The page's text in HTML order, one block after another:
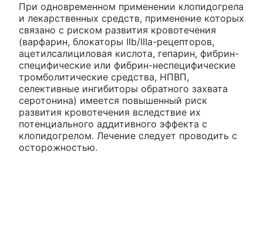
При одновременном применении клопидогрела
и лекарственных средств, применение которых
связано с риском развития кровотечения
(варфарин, блокаторы IIb/IIIa-рецепторов,
ацетилсалициловая кислота, гепарин, фибрин-
специфические или фибрин-неспецифические
тромболитические средства, НПВП,
селективные ингибиторы обратного захвата
серотонина) имеется повышенный риск
развития кровотечения вследствие их
потенциального аддитивного эффекта с
клопидогрелом. Лечение следует проводить с
осторожностью.